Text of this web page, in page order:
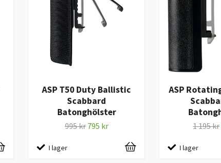
ASP T50 Duty Ballistic
Scabbard
Batonghölster
995 kr 795 kr
I lager
ASP
1 195 kr
I lager